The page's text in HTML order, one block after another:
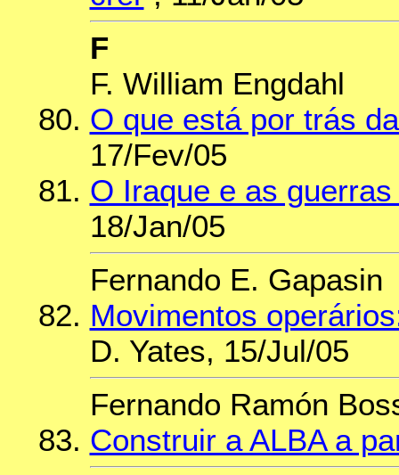
F
F. William Engdahl
O que está por trás
17/Fev/05
O Iraque e as
18/Jan/05
Fernando E. Gapasin
Movimentos
D. Yates, 15/Jul/05
Fernando Ramón
Construir a ALBA a